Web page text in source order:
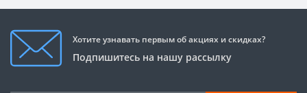
Хотите узнавать первым об акциях и скидках?
Подпишитесь на нашу рассылку